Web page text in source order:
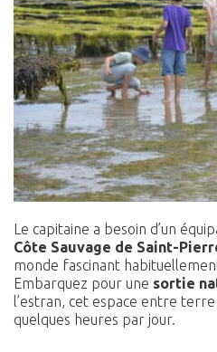
Le capitaine a besoin d’un
Côte Sauvage de Saint-
monde fascinant
Embarquez pour une sortie
l’estran, cet espace entre
quelques heures par jour.